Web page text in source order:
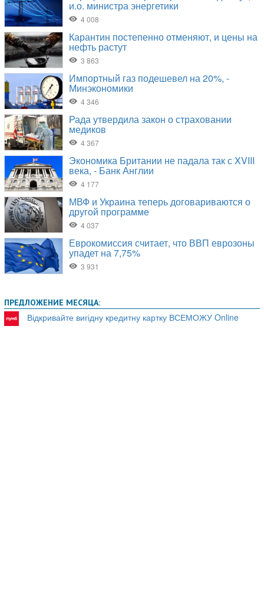
ПРЕДЛОЖЕНИЕ МЕСЯЦА:
Відкривайте вигідну кредитну картку ВСЕМОЖУ Online